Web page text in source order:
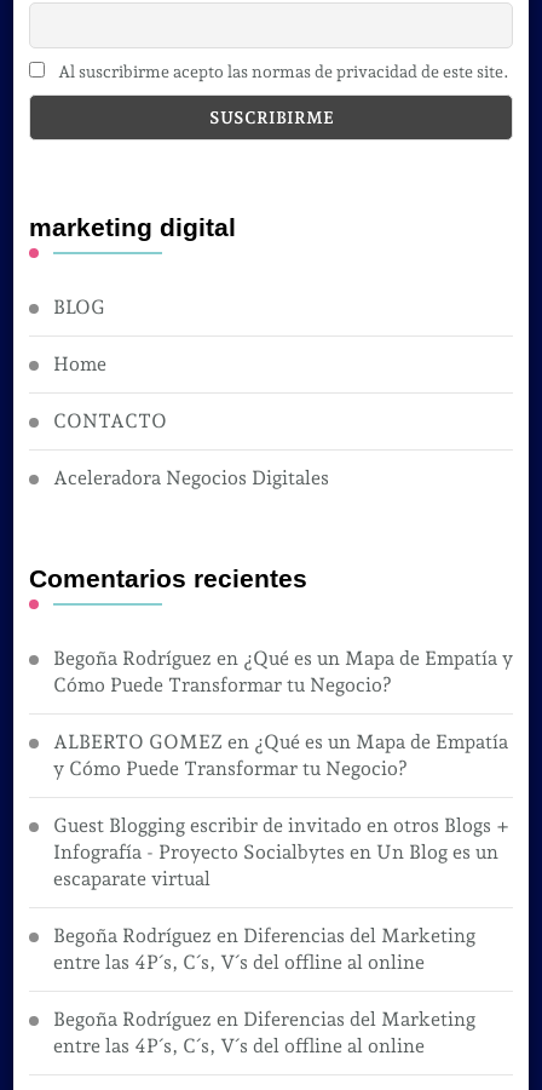
Al suscribirme acepto las normas de privacidad de este site.
marketing digital
BLOG
Home
CONTACTO
Aceleradora Negocios Digitales
Comentarios recientes
Begoña Rodríguez en ¿Qué es un Mapa de Empatía y
Cómo Puede Transformar tu Negocio?
ALBERTO GOMEZ en ¿Qué es un Mapa de Empatía
y Cómo Puede Transformar tu Negocio?
Guest Blogging escribir de invitado en otros Blogs +
Infografía - Proyecto Socialbytes en Un Blog es un
escaparate virtual
Begoña Rodríguez en Diferencias del Marketing
entre las 4P´s, C´s, V´s del offline al online
Begoña Rodríguez en Diferencias del Marketing
entre las 4P´s, C´s, V´s del offline al online